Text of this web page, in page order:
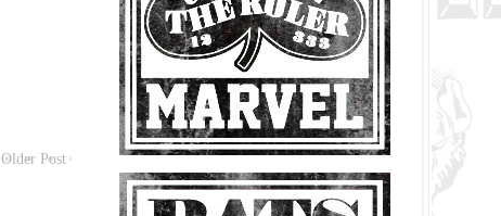
Older Post